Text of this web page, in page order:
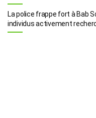
La police frappe fort à Bab
individus activement